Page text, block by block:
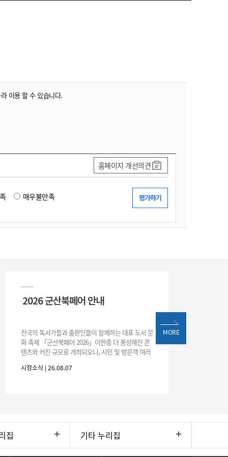
이용 할 수 있습니다.
홈페이지 개선의견
매우불만족
2026 군산북페어 안내
전국의 독서가들과 출판인들이 함께하는 대표 도서 문
화 축제 「군산북페어 2026」이한층 더 풍성해진 콘
텐츠와 커진 규모로 개최되오니, 시민 및 방문객 여러
간: 2026. 8. 28.
시정소식 | 26.08.07
MORE
집 기타 누리집